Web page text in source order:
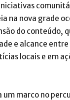
na nova grade
do conteúdo,
e alcance
locais e em
um marco no